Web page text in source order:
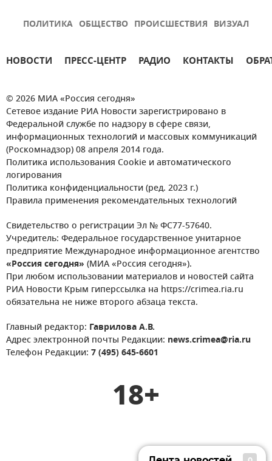
ПОЛИТИКА ОБЩЕСТВО ПРОИСШЕСТВИЯ ВИЗУАЛ
НОВОСТИ ПРЕСС-ЦЕНТР РАДИО КОНТАКТЫ
© 2026 МИА «Россия сегодня»
Сетевое издание РИА Новости зарегистрировано в
Федеральной службе по надзору в сфере связи,
информационных технологий и массовых коммуникаций
(Роскомнадзор) 08 апреля 2014 года.
Политика использования Cookie и автоматического
логирования
Политика конфиденциальности (ред. 2023 г.)
Правила применения рекомендательных технологий
Свидетельство о регистрации Эл № ФС77-57640.
Учредитель: Федеральное государственное унитарное
предприятие Международное информационное агентство
«Россия сегодня» (МИА «Россия сегодня»).
При любом использовании материалов и новостей сайта
РИА Новости Крым гиперссылка на https://crimea.ria.ru
обязательна не ниже второго абзаца текста.
Главный редактор: Гаврилова А.В.
Адрес электронной почты Редакции: news.crimea@ria.ru
Телефон Редакции: 7 (495) 645-6601
18+